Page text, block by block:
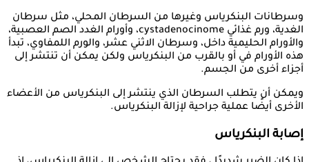
وسرطانات البنكرياس وغيرها من السرطان المحلي، مثل سرطان
الغدية، ورم غذائي cystadenocinome، وأورام الغدد الصم العصبية،
والأورام الحليمية داخل، وسرطان الاثني عشر، والورم اللمفاوي، تبدأ
هذه الأورام في أو بالقرب من البنكرياس ولكن يمكن أن تنتشر إلى
أجزاء أخرى من الجسم.
ويمكن أن يتطلب السرطان الذي ينتشر إلى البنكرياس من الأعضاء
الأخرى أيضًا عملية جراحية لإزالة البنكرياس.
إصابة البنكرياس